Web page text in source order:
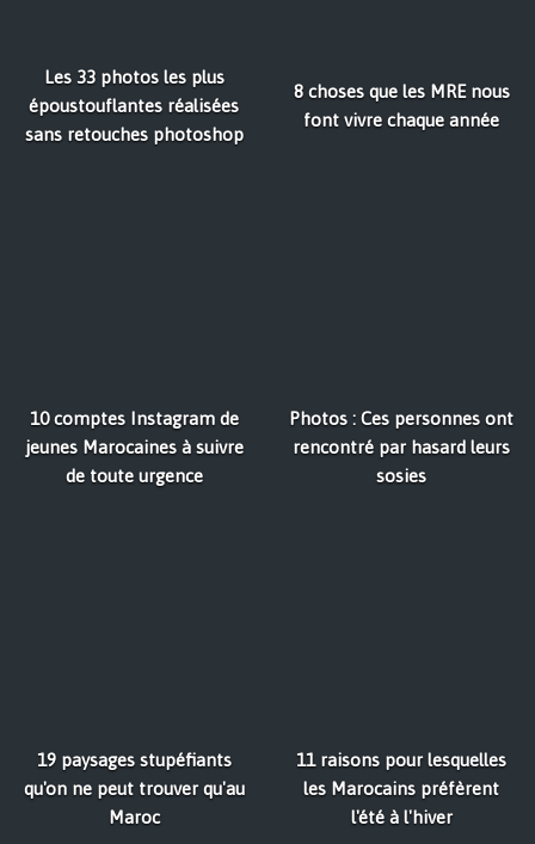
Les 33 photos les plus
époustouflantes réalisées
sans retouches photoshop
8 choses que les MRE nous
font vivre chaque année
10 comptes Instagram de
jeunes Marocaines à suivre
de toute urgence
Photos : Ces personnes ont
rencontré par hasard leurs
sosies
19 paysages stupéfiants
qu'on ne peut trouver qu'au
Maroc
11 raisons pour lesquelles
les Marocains préfèrent
l'été à l'hiver